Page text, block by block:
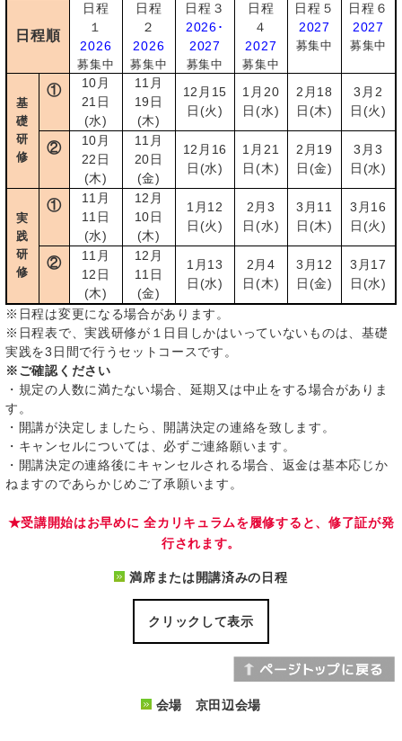
日程順
日程
１
2026
募集中
日程
２
2026
募集中
日程３
2026･
2027
募集中
日程
４
2027
募集中
日程５
2027
募集中
日程６
2027
募集中
基
礎
研
修
①
10月
21日
(水)
11月
19日
(木)
12月15
日(火)
1月20
日(水)
2月18
日(木)
3月2
日(火)
②
10月
22日
(木)
11月
20日
(金)
12月16
日(水)
1月21
日(木)
2月19
日(金)
3月3
日(水)
実
践
研
修
①
11月
11日
(水)
12月
10日
(木)
1月12
日(火)
2月3
日(水)
3月11
日(木)
3月16
日(火)
②
11月
12日
(木)
12月
11日
(金)
1月13
日(水)
2月4
日(木)
3月12
日(金)
3月17
日(水)
※日程は変更になる場合があります。
※日程表で、実践研修が１日目しかはいっていないものは、基礎
実践を3日間で行うセットコースです。
※ご確認ください
・規定の人数に満たない場合、延期又は中止をする場合がありま
す。
・開講が決定しましたら、開講決定の連絡を致します。
・キャンセルについては、必ずご連絡願います。
・開講決定の連絡後にキャンセルされる場合、返金は基本応じか
ねますのであらかじめご了承願います。
★受講開始はお早めに 全カリキュラムを履修すると、修了証が発
行されます。
満席または開講済みの日程
クリックして表示
会場 京田辺会場